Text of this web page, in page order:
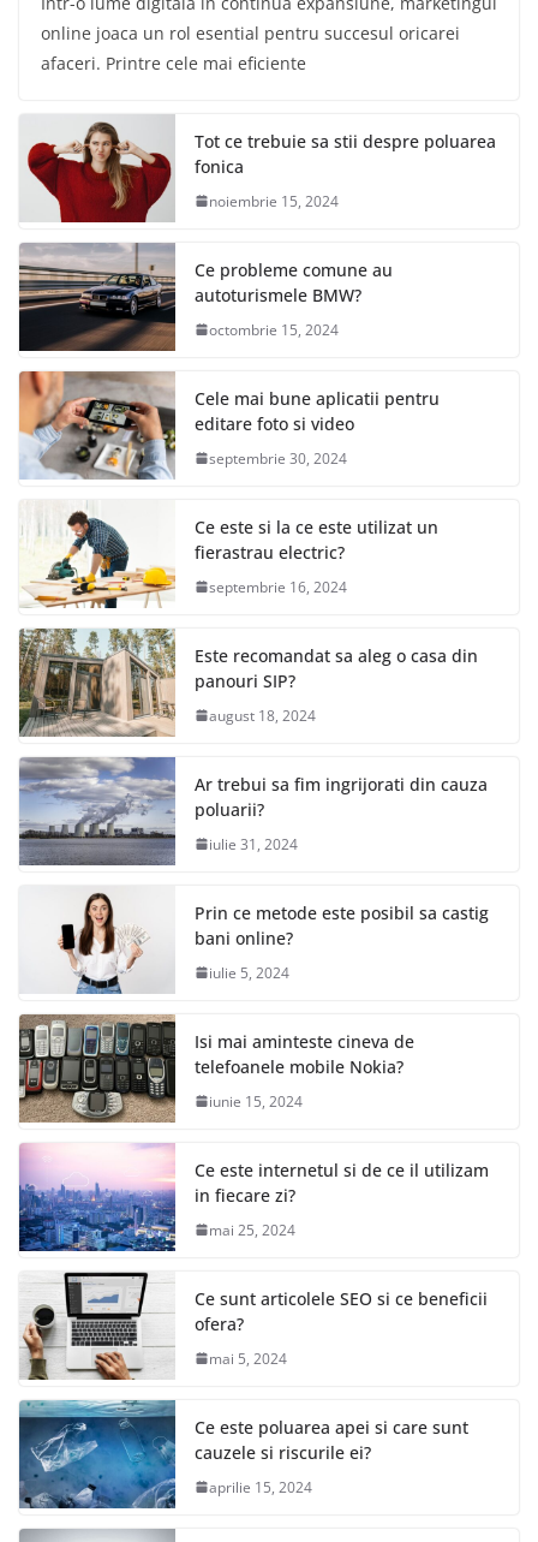
online joaca un rol esential pentru succesul oricarei
afaceri. Printre cele mai eficiente
Tot ce trebuie sa stii despre poluarea
fonica
noiembrie 15, 2024
Ce probleme comune au
autoturismele BMW?
octombrie 15, 2024
Cele mai bune aplicatii pentru
editare foto si video
septembrie 30, 2024
Ce este si la ce este utilizat un
fierastrau electric?
septembrie 16, 2024
Este recomandat sa aleg o casa din
panouri SIP?
august 18, 2024
Ar trebui sa fim ingrijorati din cauza
poluarii?
iulie 31, 2024
Prin ce metode este posibil sa castig
bani online?
iulie 5, 2024
Isi mai aminteste cineva de
telefoanele mobile Nokia?
iunie 15, 2024
Ce este internetul si de ce il utilizam
in fiecare zi?
mai 25, 2024
Ce sunt articolele SEO si ce beneficii
ofera?
mai 5, 2024
Ce este poluarea apei si care sunt
cauzele si riscurile ei?
aprilie 15, 2024